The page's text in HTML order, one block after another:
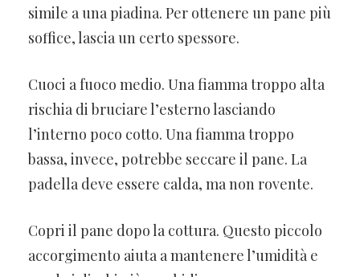
simile a una piadina. Per ottenere un pane più
soffice, lascia un certo spessore.
Cuoci a fuoco medio. Una fiamma troppo alta
rischia di bruciare l’esterno lasciando
l’interno poco cotto. Una fiamma troppo
bassa, invece, potrebbe seccare il pane. La
padella deve essere calda, ma non rovente.
Copri il pane dopo la cottura. Questo piccolo
accorgimento aiuta a mantenere l’umidità e